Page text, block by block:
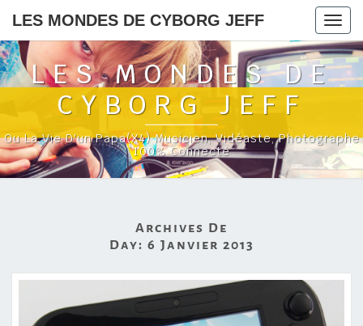
LES MONDES DE CYBORG JEFF
LES MONDES DE
CYBORG JEFF
Ou La Vie D'un Papa(x4) Musicien, Vidéaste, Photographe
100% Connecté
Archives De
Day: 6 Janvier 2013